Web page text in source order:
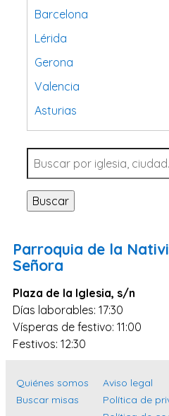
Barcelona
Lérida
Gerona
Valencia
Asturias
Tarragona
Navarra
Valladolid
Sevilla
Santa Cruz de Tenerife
Islas Baleares
Las Palmas
Málaga
Toledo
Buscar
Parroquia de la
Señora
Plaza de la Iglesia, s/n
Días laborables: 17:30
Vísperas de festivo: 11:00
Festivos: 12:30
Quiénes somos
Buscar misas
Aviso legal
Política de